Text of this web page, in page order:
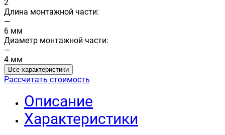
2
Длина монтажной части:
—
6 мм
Диаметр монтажной части:
—
4 мм
Все характеристики
Рассчитать стоимость
Описание
Характеристики